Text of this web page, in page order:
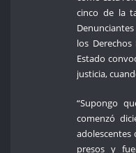
cinco de la
los
Estado
justicia,
“Supongo
comenzó
adolescentes
presos y